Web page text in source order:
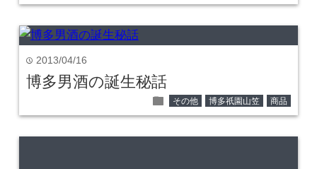
time 2013/04/16
博多男酒の誕生秘話
folder その他 博多祇園山笠 商品